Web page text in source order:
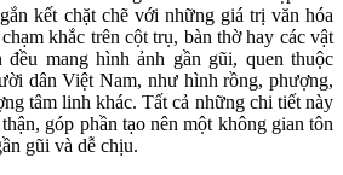
kết chặt chẽ với những giá trị văn hóa
khắc trên cột trụ, bàn thờ hay các vật
mang hình ảnh gần gũi, quen thuộc
dân Việt Nam, như hình rồng, phượng,
tâm linh khác. Tất cả những chi tiết này
góp phần tạo nên một không gian tôn
gũi và dễ chịu.